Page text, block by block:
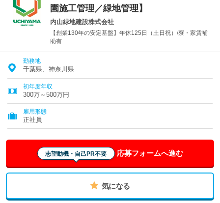
園施工管理／緑地管理】
内山緑地建設株式会社
【創業130年の安定基盤】年休125日（土日祝）/寮・家賃補
助有
勤務地
千葉県、神奈川県
初年度年収
300万～500万円
雇用形態
正社員
志望動機・自己PR不要 応募フォームへ進む
気になる